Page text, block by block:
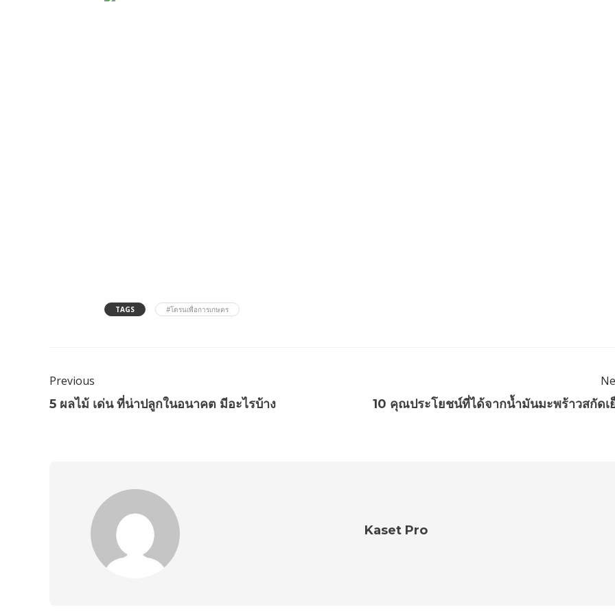
TAGS #โดรนเพื่อการเกษตร
Previous
5 ผลไม้ เด่น ที่น่าปลูกในอนาคต มีอะไรบ้าง
10 คุณประโยชน์ที่ได้จากน้ำมันมะพร้าวสกัดเ
Kaset Pro